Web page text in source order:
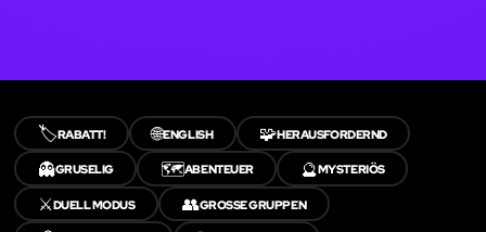
🏷️RABATT! 🌐ENGLISH 🧩HERAUSFORDERND
👻GRUSELIG 🗺️ABENTEUER 🔮MYSTERIÖS
⚔️DUELL MODUS 👥GROSSE GRUPPEN